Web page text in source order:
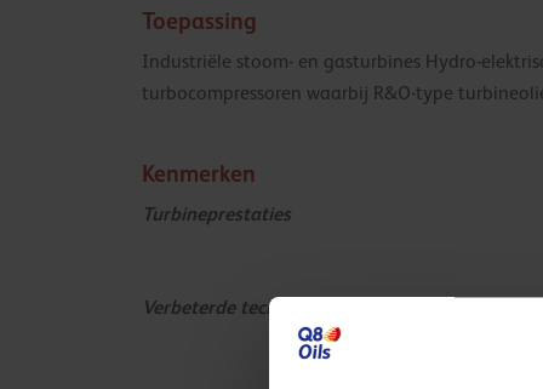
Toepassing
Industriële stoom- en gasturbines Hydro-
turbocompressoren waarbij R&O-type
Kenmerken
Turbineprestaties
Verbeterde technologie